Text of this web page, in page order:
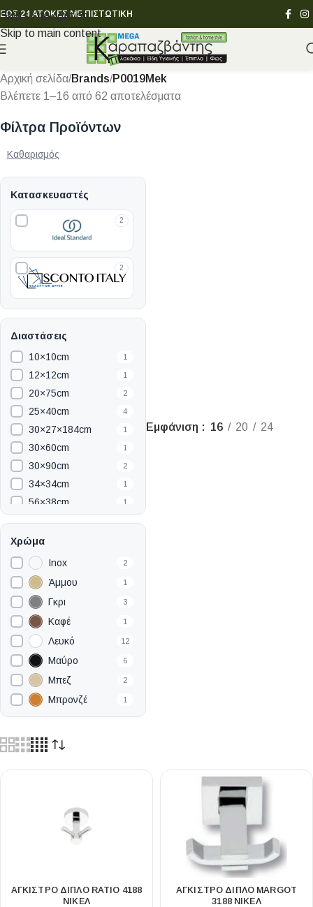
Skip to navigation
Skip to main content
ΕΩΣ 24 ΑΤΟΚΕΣ ΜΕ ΠΙΣΤΩΤΙΚΗ
Αρχική σελίδα/Brands/P0019Mek
Βλέπετε 1–16 από 62 αποτελέσματα
Φίλτρα Προϊόντων
Καθαρισμός
Κατασκευαστές
2
2
Χρώμα
Inox
2
Άμμου 1
Γκρι 3
Καφέ 1
Λευκό 12
Μαύρο 6
Μπεζ 2
Μπρονζέ 1
Διαστάσεις
10×10cm
1
12×12cm 1
20×75cm 2
25×40cm 4
30×27×184cm 1
30×60cm 1
30×90cm 2
34×34cm 1
56×38cm 1
60×47cm
60×60cm
60×120cm
80×47cm
160×110cm
510×410mm
560×460mm
Εμφάνιση 16 20 24
ΑΓΚΙΣΤΡΟ ΔΙΠΛΟ RATIO 4188
ΝΙΚΕΛ
ΑΓΚΙΣΤΡΟ ΔΙΠΛΟ MARGOT
3188 ΝΙΚΕΛ